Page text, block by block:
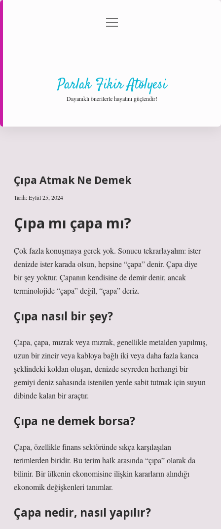
Gizlilik Politikası
menüyü
Parlak Fikir Atölyesi
Dayanıklı önerilerle hayatını güçlendir!
Çıpa Atmak Ne Demek
Tarih: Eylül 25, 2024
Çıpa mı çapa mı?
Çok fazla konuşmaya gerek yok. Sonucu tekrarlayalım: ister
denizde ister karada olsun, hepsine “çapa” denir. Çapa diye
bir şey yoktur. Çapanın kendisine de demir denir, ancak
terminolojide “çapa” değil, “çapa” deriz.
Çıpa nasıl bir şey?
Çapa, çapa, mızrak veya mızrak, genellikle metalden yapılmış,
uzun bir zincir veya kabloya bağlı iki veya daha fazla kanca
şeklindeki koldan oluşan, denizde seyreden herhangi bir
gemiyi deniz sahasında istenilen yerde sabit tutmak için suyun
dibinde kalan bir araçtır.
Çıpa ne demek borsa?
Çapa, özellikle finans sektöründe sıkça karşılaşılan
terimlerden biridir. Bu terim halk arasında “çıpa” olarak da
bilinir. Bir ülkenin ekonomisine ilişkin kararların alındığı
ekonomik değişkenleri tanımlar.
Çapa nedir, nasıl yapılır?